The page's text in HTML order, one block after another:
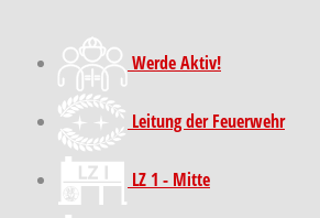
Werde Aktiv!
Leitung der Feuerwehr
LZ 1 - Mitte